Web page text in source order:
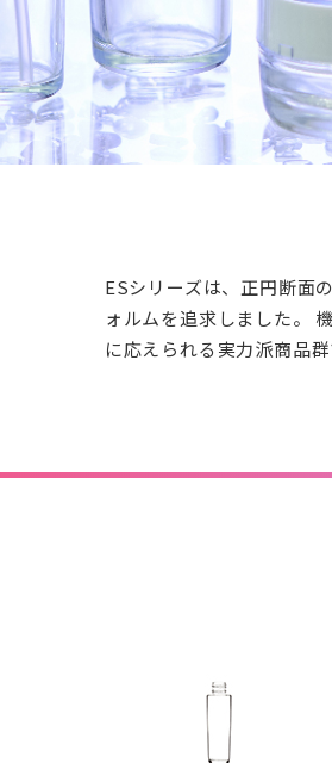
ESシリーズは、正円断面
ォルムを追求しました。
に応えられる実力派商品群